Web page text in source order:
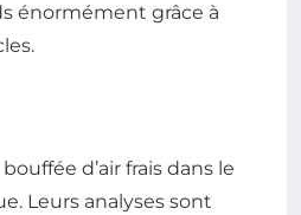
énormément grâce à
d’air frais dans le
Leurs analyses sont